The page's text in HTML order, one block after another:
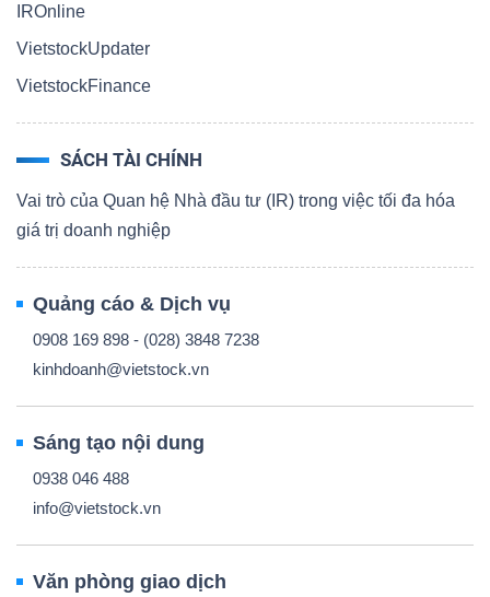
IROnline
VietstockUpdater
VietstockFinance
SÁCH TÀI CHÍNH
Vai trò của Quan hệ Nhà đầu tư (IR) trong việc tối đa hóa
giá trị doanh nghiệp
Quảng cáo & Dịch vụ
0908 169 898 - (028) 3848 7238
kinhdoanh@vietstock.vn
Sáng tạo nội dung
0938 046 488
info@vietstock.vn
Văn phòng giao dịch